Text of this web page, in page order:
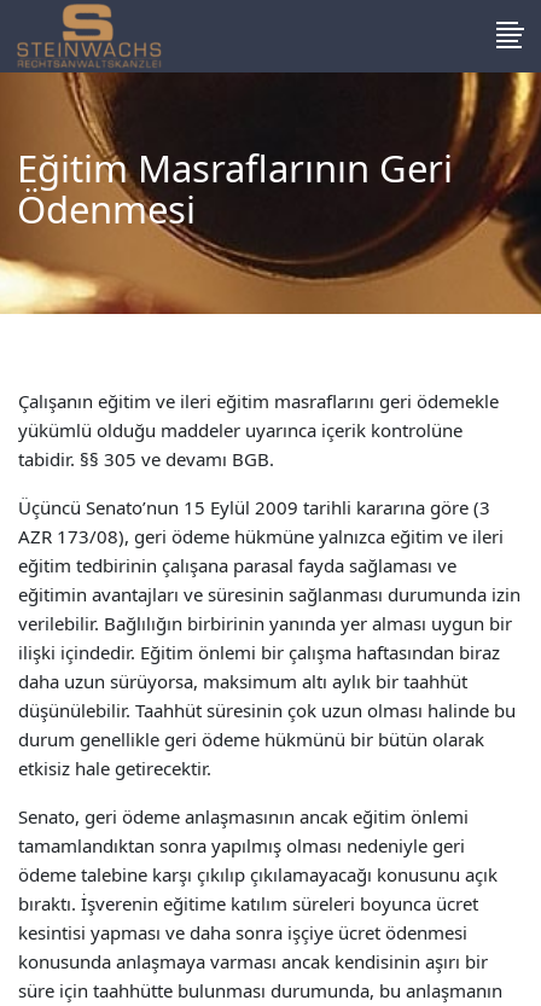
Eğitim Masraflarının Geri
Ödenmesi
Çalışanın eğitim ve ileri eğitim masraflarını geri ödemekle
yükümlü olduğu maddeler uyarınca içerik kontrolüne
tabidir. §§ 305 ve devamı BGB.
Üçüncü Senato’nun 15 Eylül 2009 tarihli kararına göre (3
AZR 173/08), geri ödeme hükmüne yalnızca eğitim ve ileri
eğitim tedbirinin çalışana parasal fayda sağlaması ve
eğitimin avantajları ve süresinin sağlanması durumunda izin
verilebilir. Bağlılığın birbirinin yanında yer alması uygun bir
ilişki içindedir. Eğitim önlemi bir çalışma haftasından biraz
daha uzun sürüyorsa, maksimum altı aylık bir taahhüt
düşünülebilir. Taahhüt süresinin çok uzun olması halinde bu
durum genellikle geri ödeme hükmünü bir bütün olarak
etkisiz hale getirecektir.
Senato, geri ödeme anlaşmasının ancak eğitim önlemi
tamamlandıktan sonra yapılmış olması nedeniyle geri
ödeme talebine karşı çıkılıp çıkılamayacağı konusunu açık
bıraktı. İşverenin eğitime katılım süreleri boyunca ücret
kesintisi yapması ve daha sonra işçiye ücret ödenmesi
konusunda anlaşmaya varması ancak kendisinin aşırı bir
süre için taahhütte bulunması durumunda, bu anlaşmanın